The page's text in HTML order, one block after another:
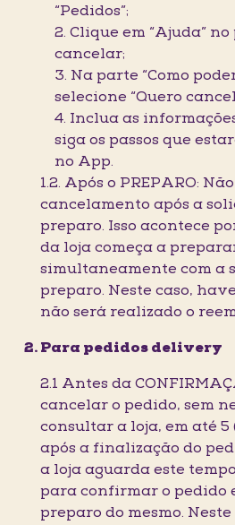
“Pedidos”;
2. Clique em “Ajuda”
cancelar;
3. Na parte “Como
selecione “Quero
4. Inclua as
siga os passos que
no App.
1.2. Após o PREPARO:
cancelamento após a
preparo. Isso acontece
da loja começa a
simultaneamente com a
preparo. Neste caso,
não será realizado o
Para pedidos delivery
2.1 Antes da
cancelar o pedido, sem
consultar a loja, em até 5
após a finalização do
a loja aguarda este
para confirmar o pedido
preparo do mesmo. Neste